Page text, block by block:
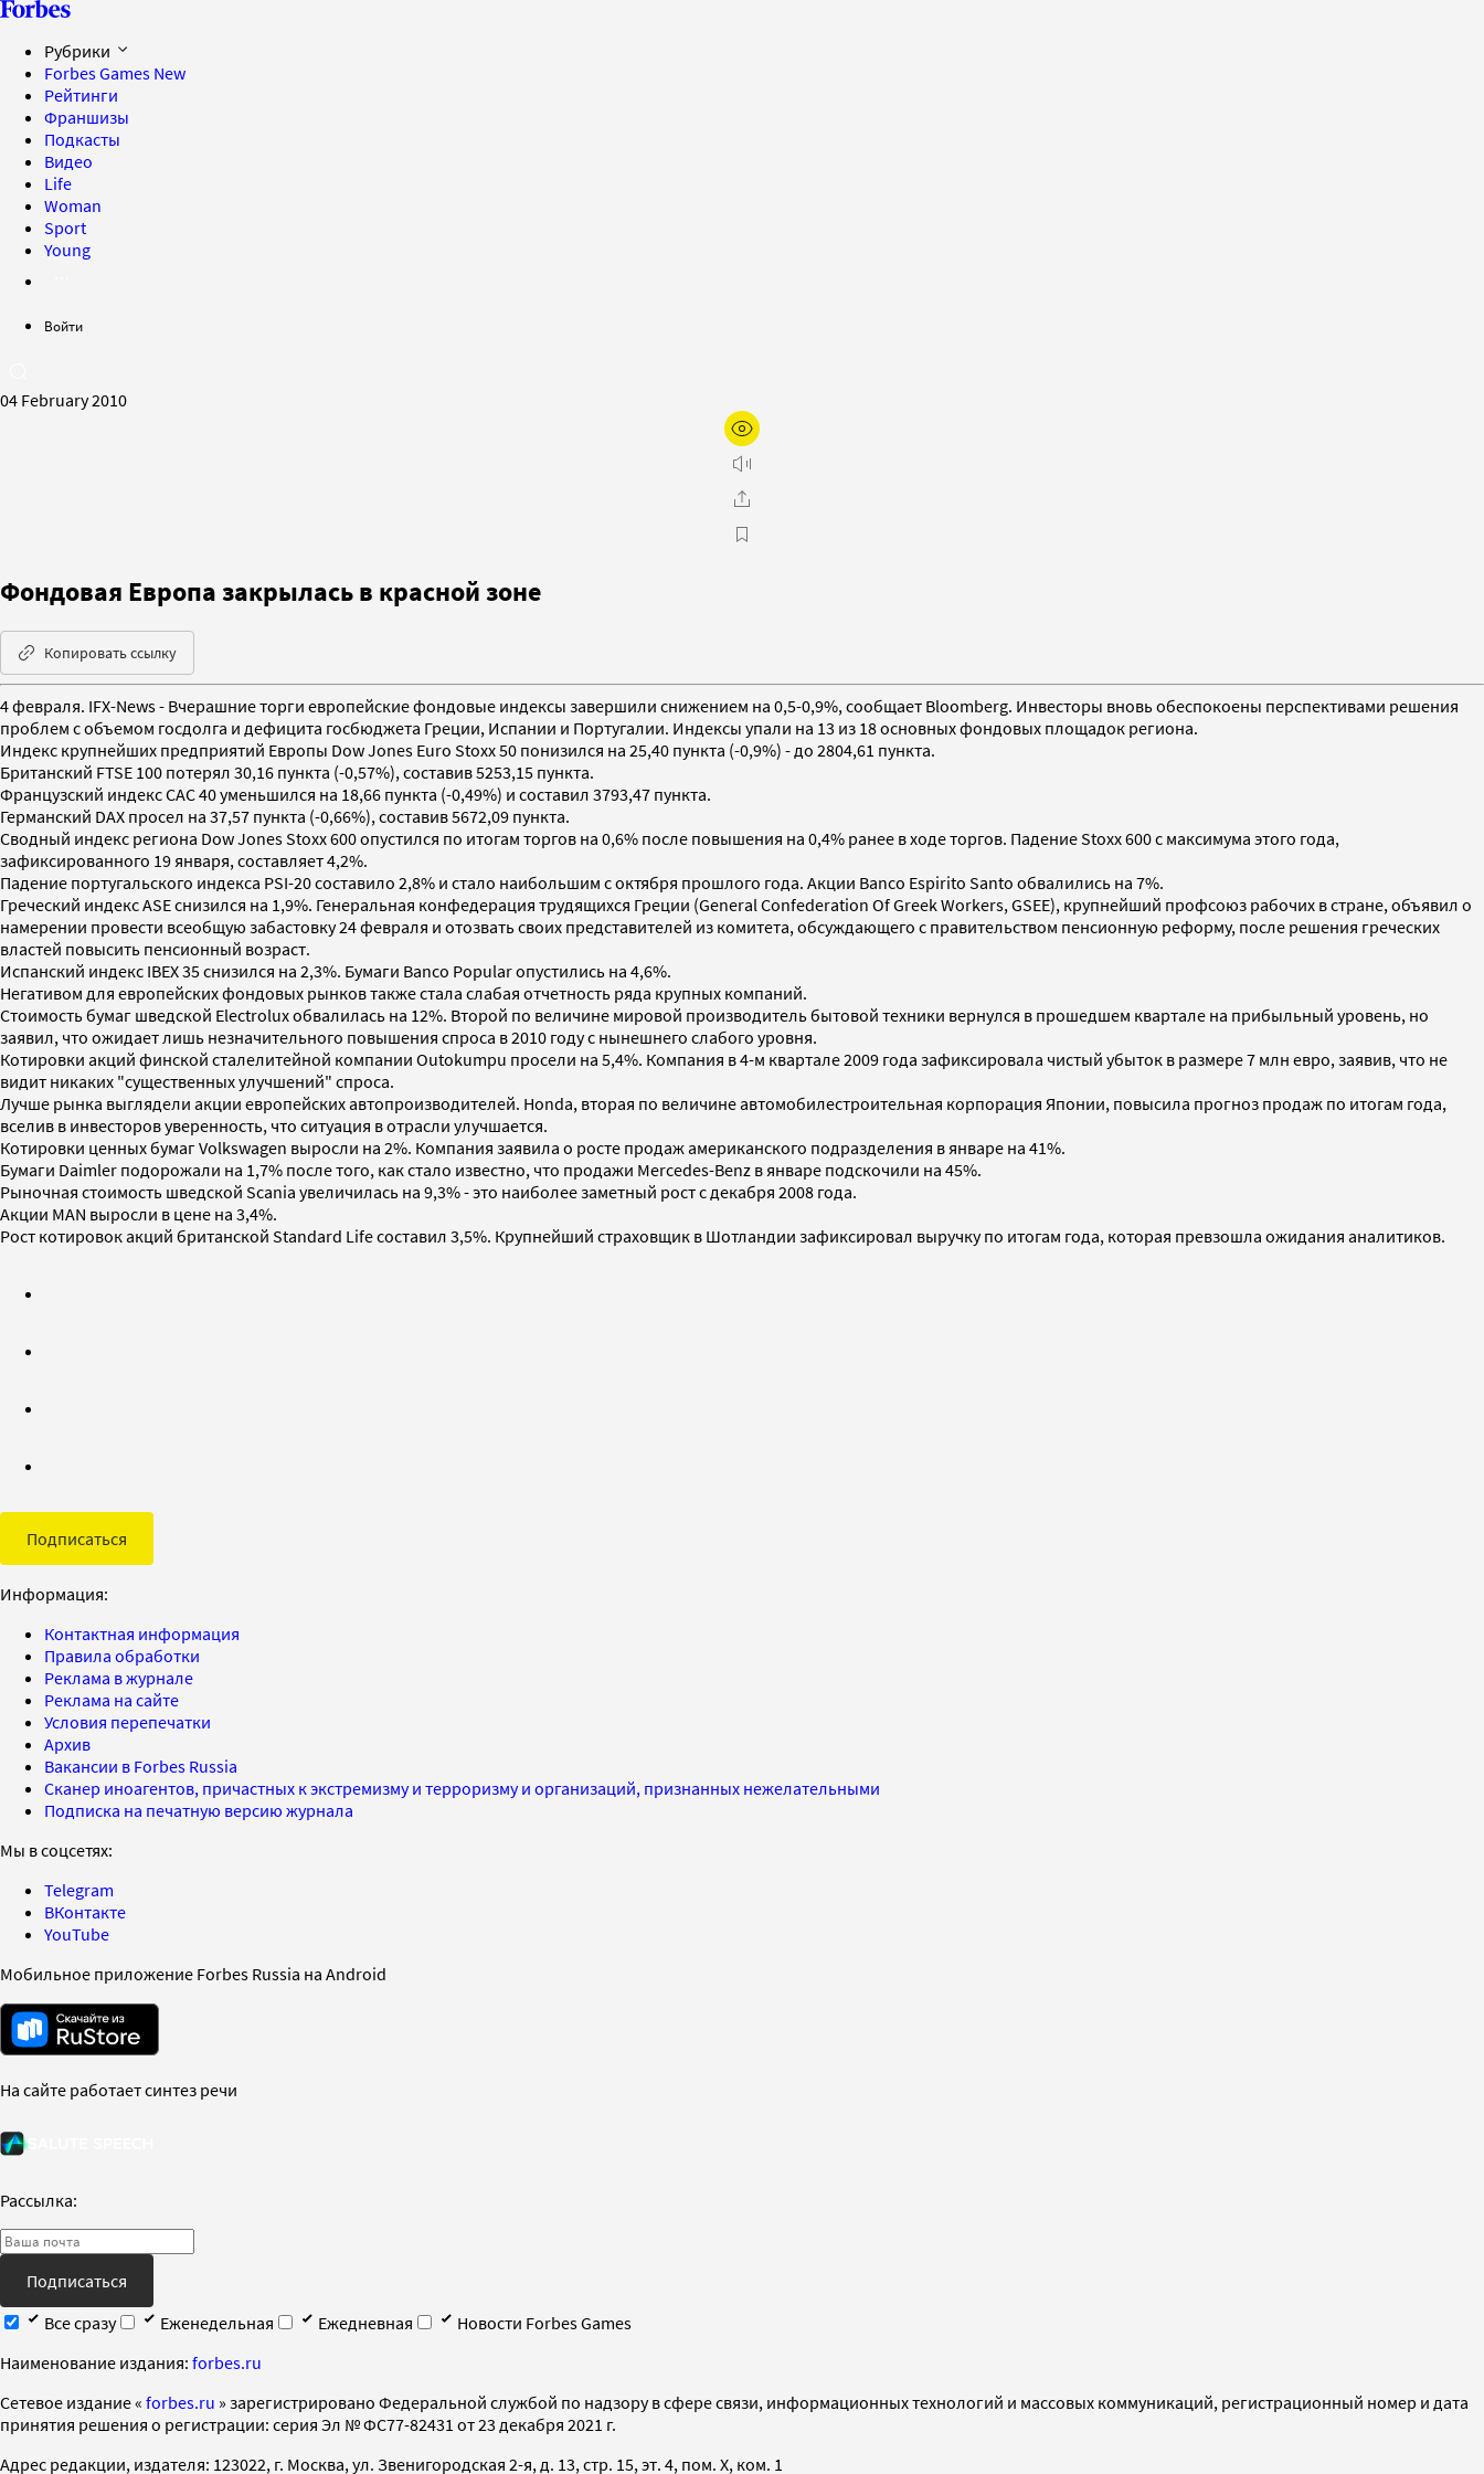
Рубрики
Forbes Games New
Рейтинги
Франшизы
Подкасты
Видео
Life
Woman
Sport
Young
Войти
04 February 2010
Фондовая Европа закрылась в красной зоне
Копировать ссылку
4 февраля. IFX-News - Вчерашние торги европейские фондовые индексы завершили снижением на 0,5-0,9%, сообщает Bloomberg. Инвесторы вновь обеспокоены перспективами решения
проблем с объемом госдолга и дефицита госбюджета Греции, Испании и Португалии. Индексы упали на 13 из 18 основных фондовых площадок региона.
Индекс крупнейших предприятий Европы Dow Jones Euro Stoxx 50 понизился на 25,40 пункта (-0,9%) - до 2804,61 пункта.
Британский FTSE 100 потерял 30,16 пункта (-0,57%), составив 5253,15 пункта.
Французский индекс CAC 40 уменьшился на 18,66 пункта (-0,49%) и составил 3793,47 пункта.
Германский DAX просел на 37,57 пункта (-0,66%), составив 5672,09 пункта.
Сводный индекс региона Dow Jones Stoxx 600 опустился по итогам торгов на 0,6% после повышения на 0,4% ранее в ходе торгов. Падение Stoxx 600 с максимума этого года,
зафиксированного 19 января, составляет 4,2%.
Падение португальского индекса PSI-20 составило 2,8% и стало наибольшим с октября прошлого года. Акции Banco Espirito Santo обвалились на 7%.
Греческий индекс ASE снизился на 1,9%. Генеральная конфедерация трудящихся Греции (General Confederation Of Greek Workers, GSEE), крупнейший профсоюз рабочих в стране, объявил о
намерении провести всеобщую забастовку 24 февраля и отозвать своих представителей из комитета, обсуждающего с правительством пенсионную реформу, после решения греческих
властей повысить пенсионный возраст.
Испанский индекс IBEX 35 снизился на 2,3%. Бумаги Banco Popular опустились на 4,6%.
Негативом для европейских фондовых рынков также стала слабая отчетность ряда крупных компаний.
Стоимость бумаг шведской Electrolux обвалилась на 12%. Второй по величине мировой производитель бытовой техники вернулся в прошедшем квартале на прибыльный уровень, но
заявил, что ожидает лишь незначительного повышения спроса в 2010 году с нынешнего слабого уровня.
Котировки акций финской сталелитейной компании Outokumpu просели на 5,4%. Компания в 4-м квартале 2009 года зафиксировала чистый убыток в размере 7 млн евро, заявив, что не
видит никаких "существенных улучшений" спроса.
Лучше рынка выглядели акции европейских автопроизводителей. Honda, вторая по величине автомобилестроительная корпорация Японии, повысила прогноз продаж по итогам года,
вселив в инвесторов уверенность, что ситуация в отрасли улучшается.
Котировки ценных бумаг Volkswagen выросли на 2%. Компания заявила о росте продаж американского подразделения в январе на 41%.
Бумаги Daimler подорожали на 1,7% после того, как стало известно, что продажи Mercedes-Benz в январе подскочили на 45%.
Рыночная стоимость шведской Scania увеличилась на 9,3% - это наиболее заметный рост с декабря 2008 года.
Акции MAN выросли в цене на 3,4%.
Рост котировок акций британской Standard Life составил 3,5%. Крупнейший страховщик в Шотландии зафиксировал выручку по итогам года, которая превзошла ожидания аналитиков.
Подписаться
Информация:
Контактная информация
Правила обработки
Реклама в журнале
Реклама на сайте
Условия перепечатки
Архив
Вакансии в Forbes Russia
Сканер иноагентов, причастных к экстремизму и терроризму и организаций, признанных нежелательными
Подписка на печатную версию журнала
Мы в соцсетях:
Telegram
ВКонтакте
YouTube
Мобильное приложение Forbes Russia на Android
На сайте работает синтез речи
Рассылка:
Подписаться
Все сразу
Еженедельная Ежедневная
Новости Forbes Games
Наименование издания: forbes.ru
Cетевое издание « forbes.ru » зарегистрировано Федеральной службой по надзору в сфере связи, информационных технологий и массовых коммуникаций, регистрационный номер и дата
принятия решения о регистрации: серия Эл № ФС77-82431 от 23 декабря 2021 г.
Адрес редакции, издателя: 123022, г. Москва, ул. Звенигородская 2-я, д. 13, стр. 15, эт. 4, пом. X, ком. 1